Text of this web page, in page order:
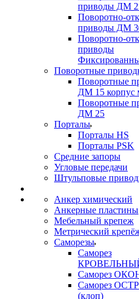
приводы ДМ
Поворотно-
приводы ДМ
Поворотно-
приводы
Поворотные
Поворотные
ДМ 15 корпус
Поворотные
ДМ 25
Порталы
Порталы HS
Порталы PSK
Средние запоры
Угловые передачи
Штульповые
Анкер химический
Анкерные пластины
Мебельный крепеж
Метрический
Саморезы
Саморез
Саморез
Саморез
(клоп)